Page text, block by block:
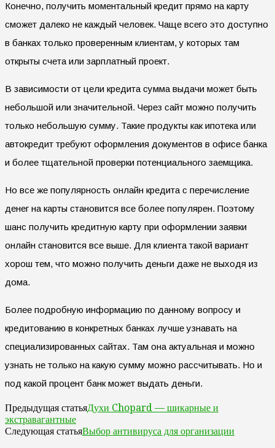
Конечно, получить моментальный кредит прямо на карту
сможет далеко не каждый человек. Чаще всего это доступно
в банках только проверенным клиентам, у которых там
открыты счета или зарплатный проект.
В зависимости от цели кредита сумма выдачи может быть
небольшой или значительной. Через сайт можно получить
только небольшую сумму. Такие продукты как ипотека или
автокредит требуют оформления документов в офисе банка
и более тщательной проверки потенциального заемщика.
Но все же популярность онлайн кредита с перечисление
денег на карты становится все более популярен. Поэтому
шанс получить кредитную карту при оформлении заявки
онлайн становится все выше. Для клиента такой вариант
хорош тем, что можно получить деньги даже не выходя из
дома.
Более подробную информацию по данному вопросу и
кредитованию в конкретных банках лучше узнавать на
специализированных сайтах. Там она актуальная и можно
узнать не только на какую сумму можно рассчитывать. Но и
под какой процент банк может выдать деньги.
Предыдущая статьяДухи Chopard — шикарные и
экстравагантные
Следующая статьяВыбор антивируса для организации